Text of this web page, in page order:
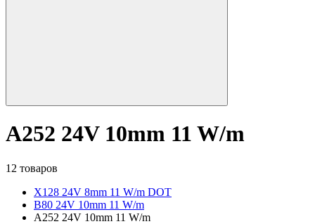
A252 24V 10mm 11 W/m
12 товаров
X128 24V 8mm 11 W/m DOT
B80 24V 10mm 11 W/m
A252 24V 10mm 11 W/m